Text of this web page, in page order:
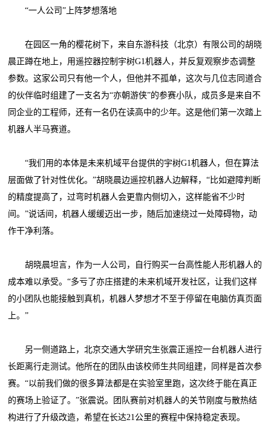
“一人公司”上阵梦想落地
在园区一角的樱花树下，来自东游科技（北京）有限公司的胡晓
晨正蹲在地上，用遥控器控制宇树G1机器人，并反复观察步态调整
参数。这家公司只有他一个人，但他并不孤单，这次与几位志同道合
的伙伴临时组建了一支名为“亦朝游侠”的参赛小队，成员多是来自不
同企业的工程师，还有一名仍在读高中的少年。这是他们第一次踏上
机器人半马赛道。
“我们用的本体是未来机域平台提供的宇树G1机器人，但在算法
层面做了针对性优化。”胡晓晨边遥控机器人边解释，“比如避障判断
的精度提高了，过弯时机器人会更靠内侧切入，这样能省不少时
间。”说话间，机器人缓缓迈出一步，随后加速绕过一处障碍物，动
作干净利落。
胡晓晨坦言，作为一人公司，自行购买一台高性能人形机器人的
成本难以承受。“多亏了亦庄搭建的未来机域开发社区，让我们这样
的小团队也能接触到真机，机器人梦想才不至于停留在电脑仿真页面
上。”
另一侧道路上，北京交通大学研究生张震正遥控一台机器人进行
长距离行走测试。他所在的团队由该校师生共同组建，同样是首次参
赛。“以前我们做的很多算法都是在实验室里跑，这次终于能在真正
的赛场上验证了。”张震说。团队赛前对机器人的关节刚度与散热结
构进行了升级改造，希望在长达21公里的赛程中保持稳定表现。